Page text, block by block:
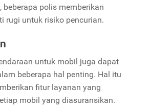
beberapa polis memberikan
rugi untuk risiko pencurian.
untuk mobil juga dapat
beberapa hal penting. Hal itu
fitur layanan yang
mobil yang diasuransikan.